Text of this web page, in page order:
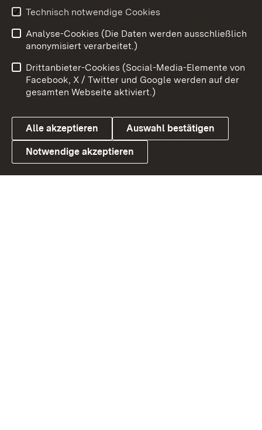
Youtube
Link zum Landesportal
Benutzungshinweise
Barrierefreiheit
Datenschutz
Cookies
Technisch notwendige Cookies
Analyse-Cookies (Die Daten werden ausschließlich
anonymisiert verarbeitet.)
Drittanbieter-Cookies (Social-Media-Elemente von
Facebook, X / Twitter und Google werden auf der
gesamten Webseite aktiviert.)
Alle akzeptieren Auswahl bestätigen
Notwendige akzeptieren